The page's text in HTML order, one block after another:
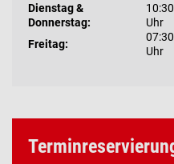
Dienstag &
Donnerstag:
Uhr
Freitag:
Uhr